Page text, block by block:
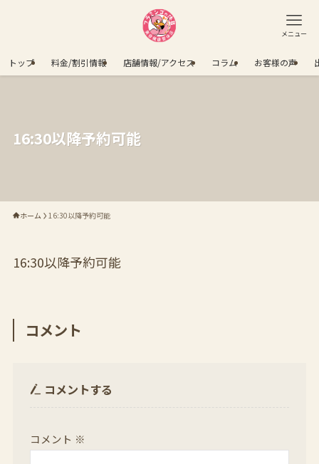
メニュー
トップ 料金/割引情報 店舗情報/アクセス コラム お客様の声
16:30以降予約可能
ホーム 16:30以降予約可能
16:30以降予約可能
コメント
コメントする
コメント ※